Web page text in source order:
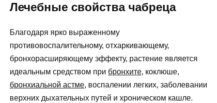
Лечебные свойства чабреца
Благодаря ярко выраженному
противовоспалительному, отхаркивающему,
бронхорасширяющему эффекту, растение является
идеальным средством при бронхите, коклюше,
бронхиальной астме, воспалении легких, заболевании
верхних дыхательных путей и хроническом кашле.